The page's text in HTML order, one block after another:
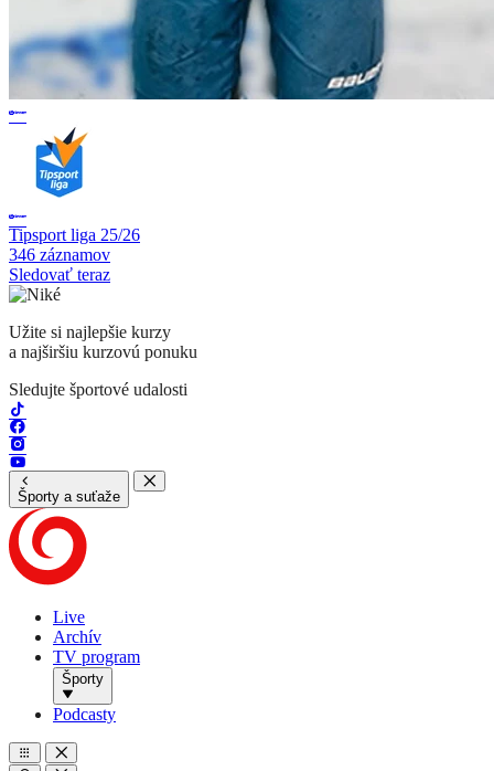
Tipsport liga 25/26
346 záznamov
Sledovať teraz
Užite si najlepšie kurzy
a najširšiu kurzovú ponuku
Sledujte športové udalosti
Športy a suťaže
Live
Archív
TV program
Športy
Podcasty